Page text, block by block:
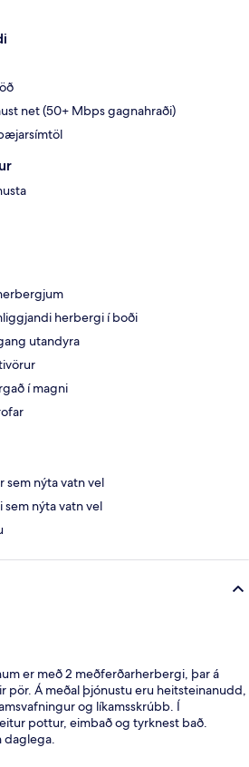
net (50+ Mbps gagnahraði)
herbergi í boði
utandyra
í magni
sem nýta vatn vel
sem nýta vatn vel
er með 2 meðferðarherbergi, þar á
pör. Á meðal þjónustu eru heitsteinanudd,
og líkamsskrúbb. Í
pottur, eimbað og tyrknest bað.
daglega.